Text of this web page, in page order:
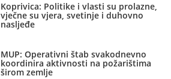
Koprivica: Politike i vlasti su prolazne,
vječne su vjera, svetinje i duhovno
nasljeđe
MUP: Operativni štab svakodnevno
koordinira aktivnosti na požarištima
širom zemlje